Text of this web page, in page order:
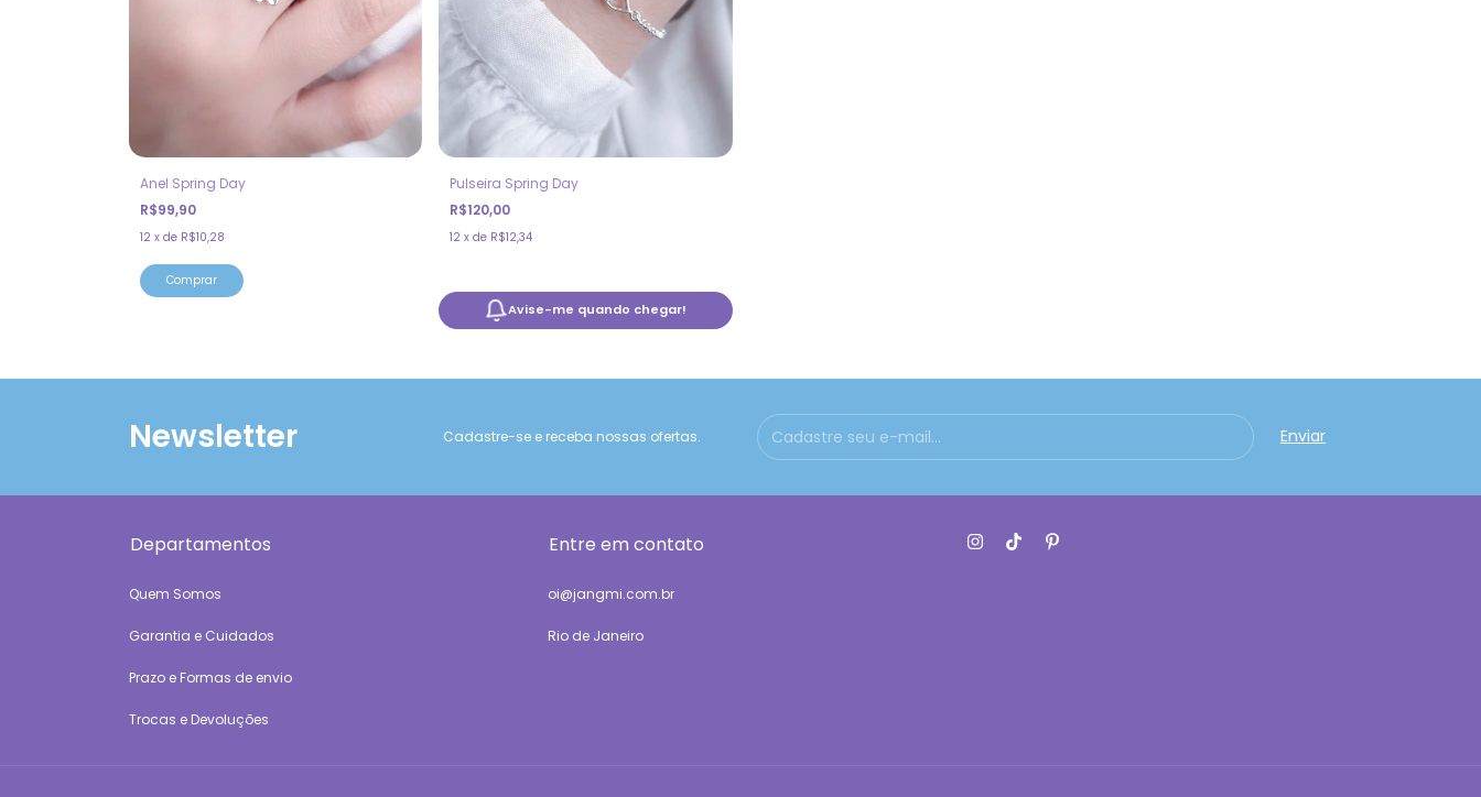
Anel Spring Day
R$99,90
12 x de R$10,28
Comprar
Pulseira Spring Day
R$120,00
12 xde R$12,34
Avise-me quando chegar!
Newsletter Cadastre-se e receba nossas ofertas.
Departamentos
Quem Somos
Garantia e Cuidados
Prazo e Formas de envio
Trocas e Devoluções
Entre em contato
oi@jangmi.com.br
Rio de Janeiro